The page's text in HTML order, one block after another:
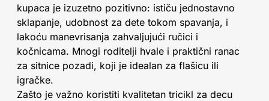
kupaca je izuzetno pozitivno: ističu jednostavno
sklapanje, udobnost za dete tokom spavanja, i
lakoću manevrisanja zahvaljujući ručici i
kočnicama. Mnogi roditelji hvale i praktični ranac
za sitnice pozadi, koji je idealan za flašicu ili
igračke.
Zašto je važno koristiti kvalitetan tricikl za decu